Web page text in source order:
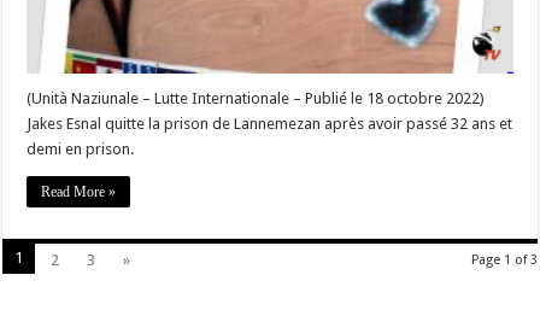
33ans,
libérés
–
#Corse
(Unità Naziunale – Lutte Internationale – Publié le 18 octobre 2022)
Jakes Esnal quitte la prison de Lannemezan après avoir passé 32 ans et
demi en prison.
Read More »
Page 1 of 3
1 2 3 »